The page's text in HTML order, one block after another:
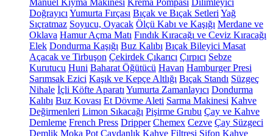
Manuel Kıyma Makinesi Krema Pompası Dilimleyici
Doğrayıcı Yumurta Fırçası Bıçak ve Bıçak Setleri Yağ
Sıçratmaz Soyucu, Oyacak Ölçü Kabı ve Kaşığı Merdane ve
Oklava Hamur Açma Matı Fındık Kıracağı ve Ceviz Kıracağı
Elek Dondurma Kaşığı Buz Kalıbı Bıçak Bileyici Masat
Açacak ve Tirbuşon Çekirdek Çıkarıcı Çırpıcı Sebze
Kurutucu Huni Baharat Öğütücü Havan Hamburger Presi
Sarımsak Ezici Kaşık ve Kepçe Altlığı Bıçak Standı Süzgeç
Nihale İçli Köfte Aparatı Yumurta Zamanlayıcı Dondurma
Kalıbı Buz Kovası Et Dövme Aleti Sarma Makinesi Kahve
Değirmenleri Limon Sıkacağı Pişirme Grubu Çay ve Kahve
Demleme French Press Dripper Chemex Cezve Çay Süzgeci
Demlik Moka Pot Çaydanlık Kahve Filtresi Sifon Kahve